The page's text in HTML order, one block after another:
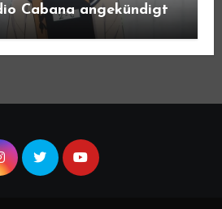
Cabana angekündigt